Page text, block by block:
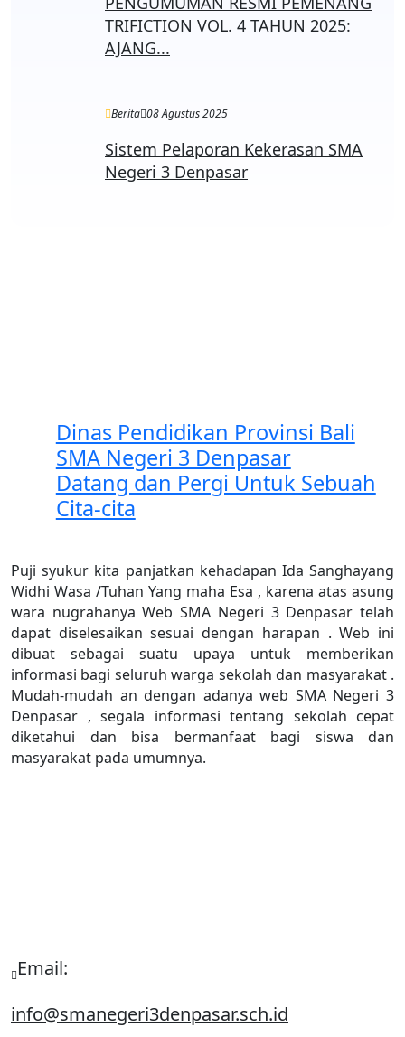
TRIFICTION VOL. 4 TAHUN 2025:
AJANG...
Berita 08 Agustus 2025
Sistem Pelaporan Kekerasan SMA
Negeri 3 Denpasar
Dinas Pendidikan Provinsi Bali
SMA Negeri 3 Denpasar
Datang dan Pergi Untuk Sebuah
Cita-cita
Puji syukur kita panjatkan kehadapan Ida Sanghayang
Widhi Wasa /Tuhan Yang maha Esa , karena atas asung
wara nugrahanya Web SMA Negeri 3 Denpasar telah
dapat diselesaikan sesuai dengan harapan . Web ini
dibuat sebagai suatu upaya untuk memberikan
informasi bagi seluruh warga sekolah dan masyarakat .
Mudah-mudah an dengan adanya web SMA Negeri 3
Denpasar , segala informasi tentang sekolah cepat
diketahui dan bisa bermanfaat bagi siswa dan
masyarakat pada umumnya.
Email:
info@smanegeri3denpasar.sch.id